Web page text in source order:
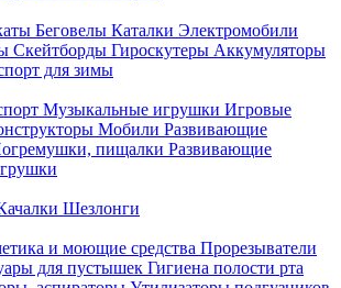
Беговелы Каталки Электромобили
Скейтборды Гироскутеры Аккумуляторы
для зимы
Музыкальные игрушки Игровые
Мобили Развивающие
пищалки Развивающие
Шезлонги
и моющие средства Прорезыватели
для пустышек Гигиена полости рта